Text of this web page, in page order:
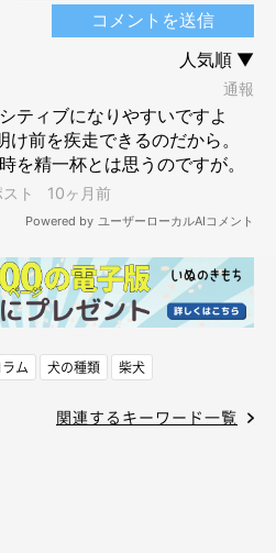
ラム 犬の種類 柴犬
関連するキーワード一覧